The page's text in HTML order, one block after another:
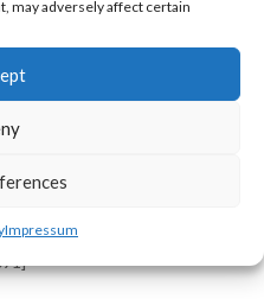
may adversely affect certain
Impressum
alimentato